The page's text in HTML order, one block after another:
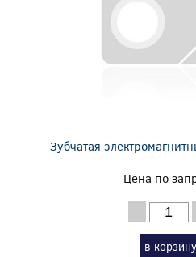
Зубчатая
Цена по
-
в корзину